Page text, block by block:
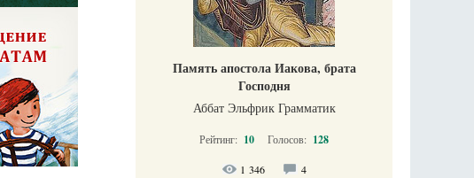
Память апостола Иакова, брата
Господня
Аббат Эльфрик Грамматик
Рейтинг: 10 Голосов: 128
1 346 4